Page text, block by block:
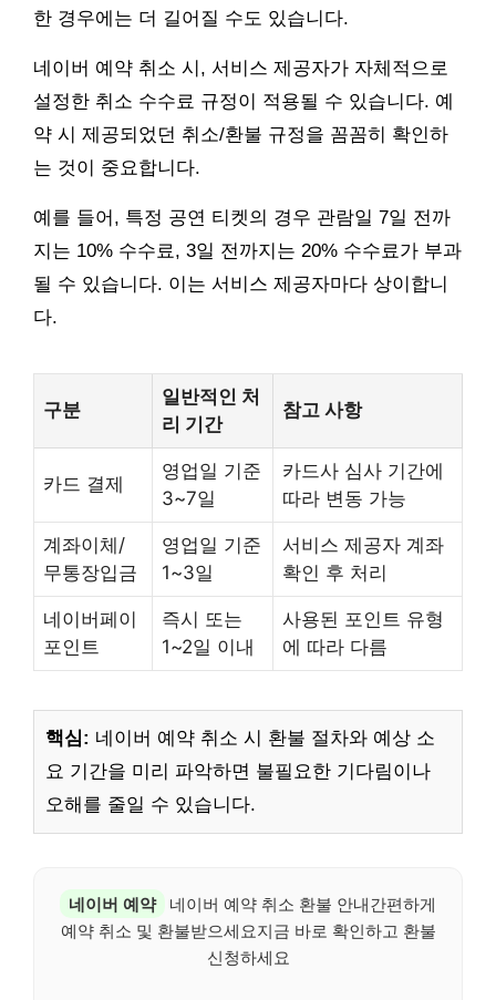
한 경우에는 더 길어질 수도 있습니다.
네이버 예약 취소 시, 서비스 제공자가 자체적으로
설정한 취소 수수료 규정이 적용될 수 있습니다. 예
약 시 제공되었던 취소/환불 규정을 꼼꼼히 확인하
는 것이 중요합니다.
예를 들어, 특정 공연 티켓의 경우 관람일 7일 전까
지는 10% 수수료, 3일 전까지는 20% 수수료가 부과
될 수 있습니다. 이는 서비스 제공자마다 상이합니
다.
구분
일반적인 처
리 기간
참고 사항
카드 결제
영업일 기준
3~7일
카드사 심사 기간에
따라 변동 가능
계좌이체/
무통장입금
영업일 기준
1~3일
서비스 제공자 계좌
확인 후 처리
네이버페이
포인트
즉시 또는
1~2일 이내
사용된 포인트 유형
에 따라 다름
핵심: 네이버 예약 취소 시 환불 절차와 예상 소
요 기간을 미리 파악하면 불필요한 기다림이나
오해를 줄일 수 있습니다.
네이버 예약
네이버 예약 취소 환불 안내간편하게
예약 취소 및 환불받으세요지금 바로 확인하고 환불
신청하세요